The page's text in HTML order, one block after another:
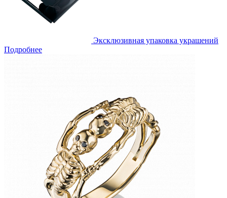
Эксклюзивная упаковка украшений
Подробнее